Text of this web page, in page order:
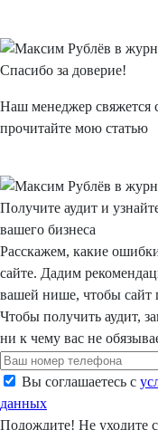
Спасибо за доверие!
Наш менеджер
прочитайте мою статью
Получите аудит и
вашего бизнеса
Расскажем, какие
сайте. Дадим
вашей нише, чтобы сайт
Чтобы получить аудит,
ни к чему вас не
Вы соглашаетесь с
данных
Подождите! Не уходите